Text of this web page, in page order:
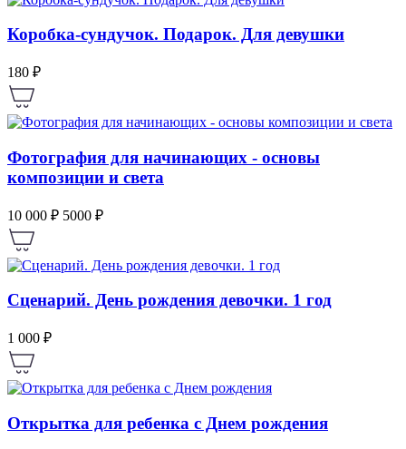
Коробка-сундучок. Подарок. Для девушки
180 ₽
Фотография для начинающих - основы
композиции и света
10 000 ₽ 5000 ₽
Сценарий. День рождения девочки. 1 год
1 000 ₽
Открытка для ребенка с Днем рождения